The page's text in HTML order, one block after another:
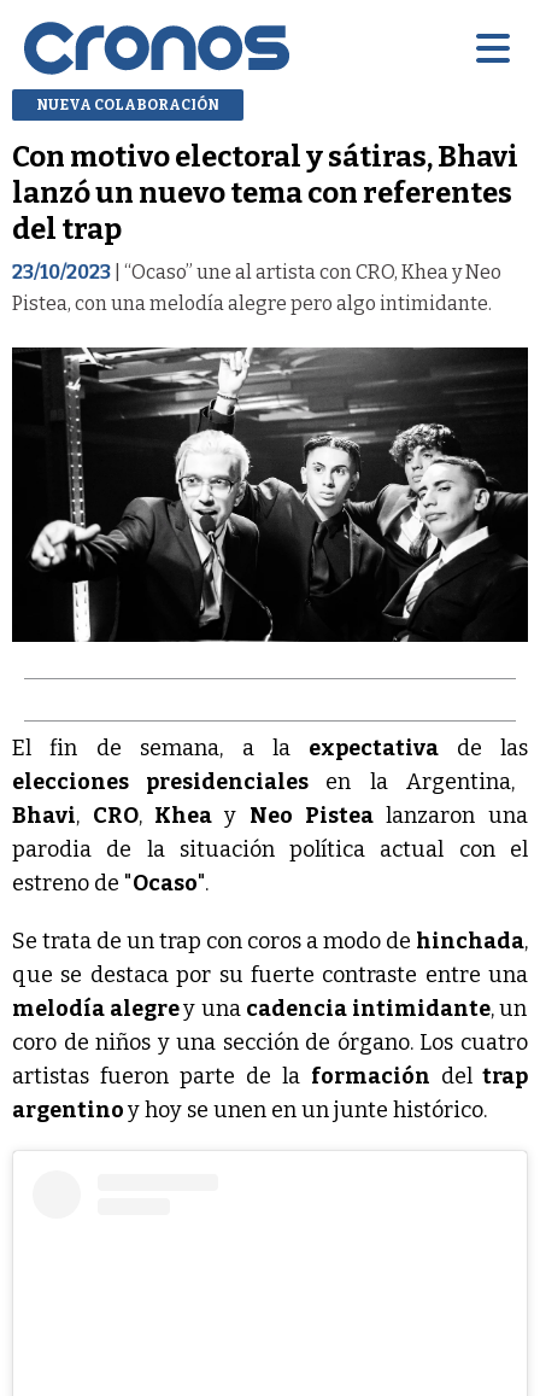
NUEVA COLABORACIÓN
Con motivo electoral y sátiras, Bhavi
lanzó un nuevo tema con referentes
del trap
23/10/2023 | “Ocaso” une al artista con CRO, Khea y Neo
Pistea, con una melodía alegre pero algo intimidante.
El fin de semana, a la expectativa de las
elecciones presidenciales en la Argentina,
Bhavi, CRO, Kheay Neo Pistealanzaron una
parodia de la situación política actual con el
estreno de "Ocaso".
Se trata de un trap con coros a modo de hinchada,
que se destaca por su fuerte contraste entre una
melodía alegrey una cadencia intimidante, un
coro de niños y una sección de órgano. Los cuatro
artistas fueron parte de la formación del trap
argentinoy hoy se unen en un junte histórico.